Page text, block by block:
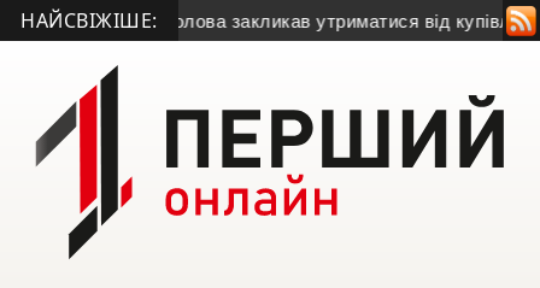
НАЙСВІЖІШЕ:
• Міський голова закликав утриматися від купівлі